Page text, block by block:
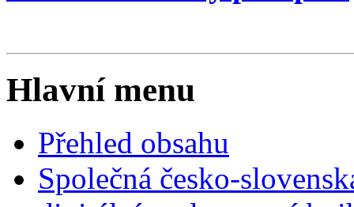
Hlavní menu
Přehled obsahu
Společná česko-